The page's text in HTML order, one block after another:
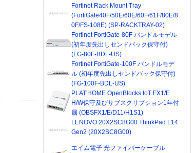
Fortinet Rack Mount Tray
(FortiGate40F/50E/60E/60F/61F/80E/8
0F/FS-108E) (SP-RACKTRAY-02)
Fortinet FortiGate-80F バンドルモデル
(初年度先出しセンドバック保守付)
(FG-80F-BDL-US)
Fortinet FortiGate-100F バンドルモデ
ル (初年度先出しセンドバック保守付)
(FG-100F-BDL-US)
PLAT'HOME OpenBlocks IoT FX1/E
H/W保守及びサブスクリプション1年付
属 (OBSFX1/E/D11/H1S1)
LENOVO 20X2SC8G00 ThinkPad L14
Gen2 (20X2SC8G00)
エイム電子 光ファイバーケーブル